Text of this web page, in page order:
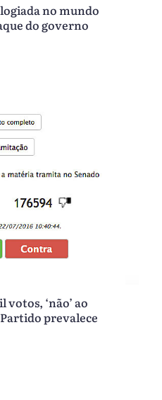
no mundo
do governo
votos, ‘não’ ao
prevalece